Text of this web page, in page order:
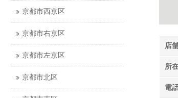
店
所
電
京都市西京区
京都市右京区
京都市左京区
京都市北区